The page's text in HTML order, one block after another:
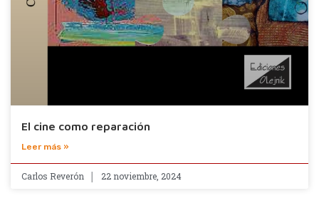
El cine como reparación
Leer más »
Carlos Reverón 22 noviembre, 2024